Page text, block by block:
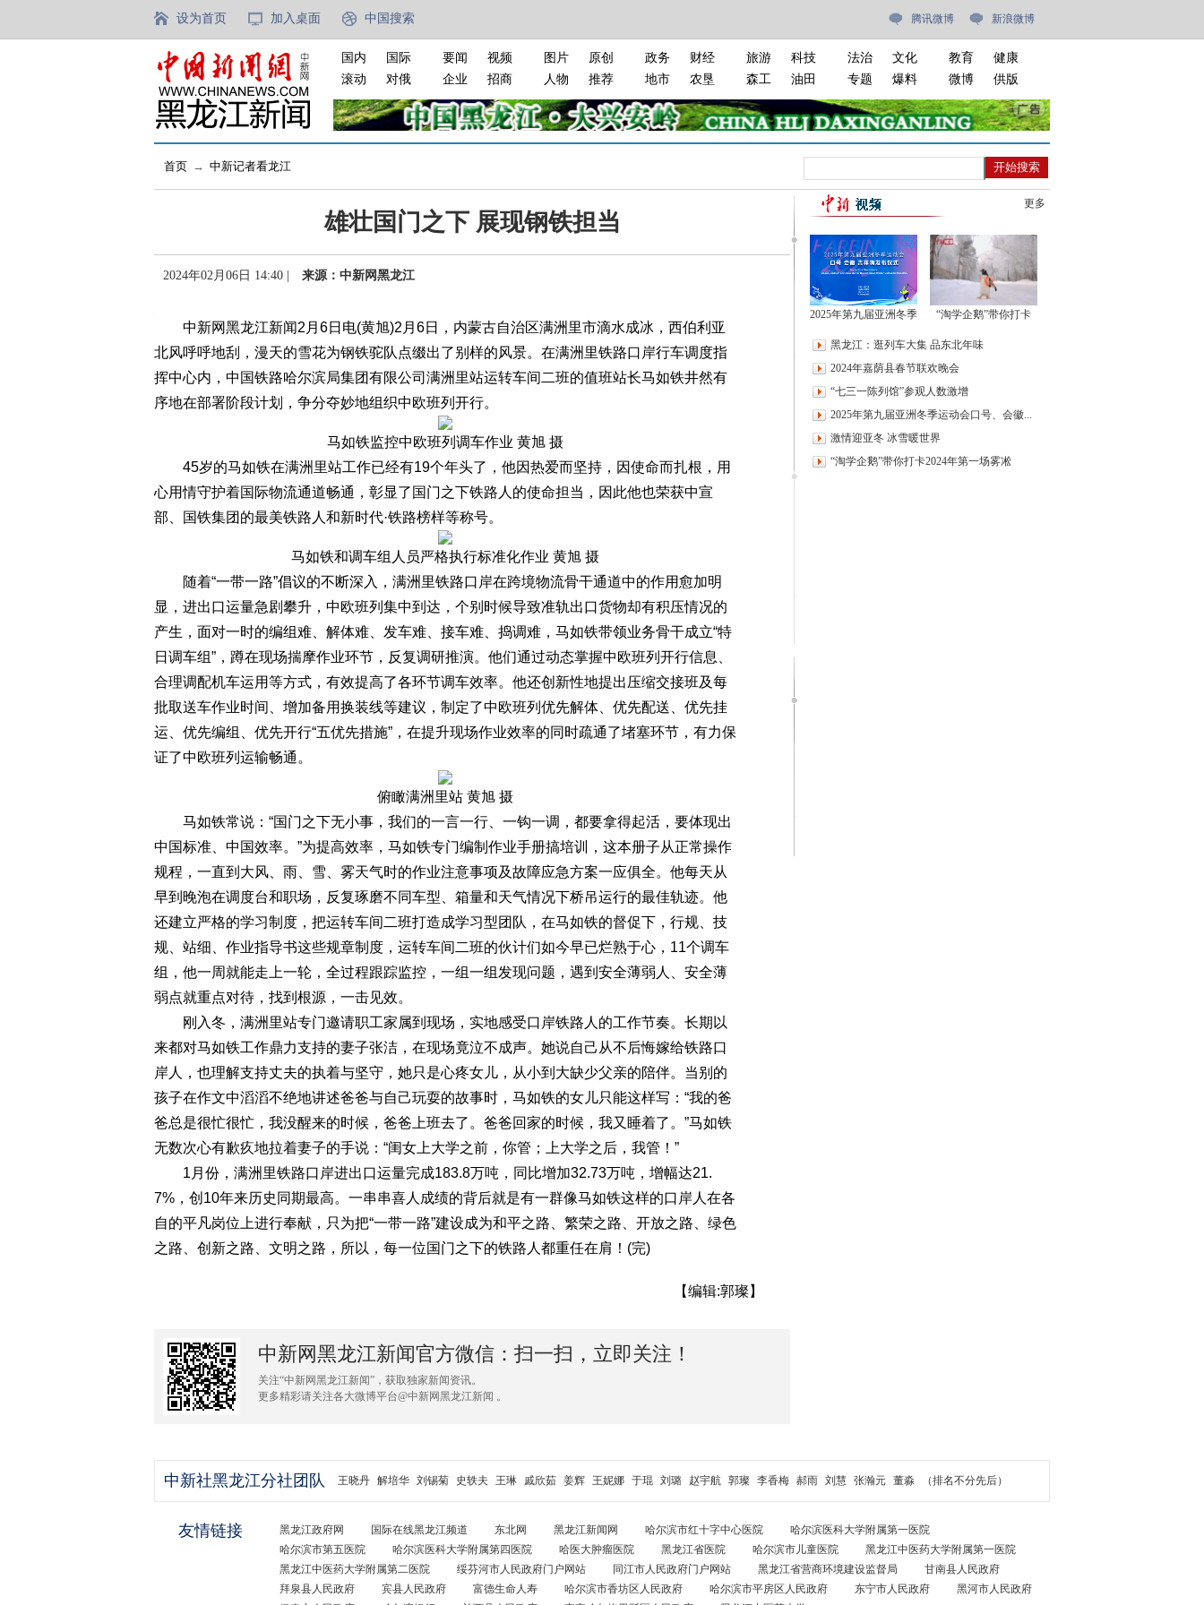
设为首页 加入桌面 中国搜索 腾讯微博 新浪微博
国内
国际
滚动
对俄
要闻
视频
企业
招商
图片
原创
人物
推荐
政务
财经
地市
农垦
旅游
科技
森工
油田
法治
文化
专题
爆料
教育
健康
微博
供版
首页 → 中新记者看龙江
雄壮国门之下 展现钢铁担当
2024年02月06日 14:40 | 来源：中新网黑龙江
中新网黑龙江新闻2月6日电(黄旭)2月6日，内蒙古自治区满洲里市滴水成冰，西伯利亚
北风呼呼地刮，漫天的雪花为钢铁驼队点缀出了别样的风景。在满洲里铁路口岸行车调度指
挥中心内，中国铁路哈尔滨局集团有限公司满洲里站运转车间二班的值班站长马如铁井然有
序地在部署阶段计划，争分夺妙地组织中欧班列开行。
马如铁监控中欧班列调车作业 黄旭 摄
45岁的马如铁在满洲里站工作已经有19个年头了，他因热爱而坚持，因使命而扎根，用
心用情守护着国际物流通道畅通，彰显了国门之下铁路人的使命担当，因此他也荣获中宣
部、国铁集团的最美铁路人和新时代·铁路榜样等称号。
马如铁和调车组人员严格执行标准化作业 黄旭 摄
随着“一带一路”倡议的不断深入，满洲里铁路口岸在跨境物流骨干通道中的作用愈加明
显，进出口运量急剧攀升，中欧班列集中到达，个别时候导致准轨出口货物却有积压情况的
产生，面对一时的编组难、解体难、发车难、接车难、捣调难，马如铁带领业务骨干成立“特
日调车组”，蹲在现场揣摩作业环节，反复调研推演。他们通过动态掌握中欧班列开行信息、
合理调配机车运用等方式，有效提高了各环节调车效率。他还创新性地提出压缩交接班及每
批取送车作业时间、增加备用换装线等建议，制定了中欧班列优先解体、优先配送、优先挂
运、优先编组、优先开行“五优先措施”，在提升现场作业效率的同时疏通了堵塞环节，有力保
证了中欧班列运输畅通。
俯瞰满洲里站 黄旭 摄
马如铁常说：“国门之下无小事，我们的一言一行、一钩一调，都要拿得起活，要体现出
中国标准、中国效率。”为提高效率，马如铁专门编制作业手册搞培训，这本册子从正常操作
规程，一直到大风、雨、雪、雾天气时的作业注意事项及故障应急方案一应俱全。他每天从
早到晚泡在调度台和职场，反复琢磨不同车型、箱量和天气情况下桥吊运行的最佳轨迹。他
还建立严格的学习制度，把运转车间二班打造成学习型团队，在马如铁的督促下，行规、技
规、站细、作业指导书这些规章制度，运转车间二班的伙计们如今早已烂熟于心，11个调车
组，他一周就能走上一轮，全过程跟踪监控，一组一组发现问题，遇到安全薄弱人、安全薄
弱点就重点对待，找到根源，一击见效。
刚入冬，满洲里站专门邀请职工家属到现场，实地感受口岸铁路人的工作节奏。长期以
来都对马如铁工作鼎力支持的妻子张洁，在现场竟泣不成声。她说自己从不后悔嫁给铁路口
岸人，也理解支持丈夫的执着与坚守，她只是心疼女儿，从小到大缺少父亲的陪伴。当别的
孩子在作文中滔滔不绝地讲述爸爸与自己玩耍的故事时，马如铁的女儿只能这样写：“我的爸
爸总是很忙很忙，我没醒来的时候，爸爸上班去了。爸爸回家的时候，我又睡着了。”马如铁
无数次心有歉疚地拉着妻子的手说：“闺女上大学之前，你管；上大学之后，我管！”
1月份，满洲里铁路口岸进出口运量完成183.8万吨，同比增加32.73万吨，增幅达21.
7%，创10年来历史同期最高。一串串喜人成绩的背后就是有一群像马如铁这样的口岸人在各
自的平凡岗位上进行奉献，只为把“一带一路”建设成为和平之路、繁荣之路、开放之路、绿色
之路、创新之路、文明之路，所以，每一位国门之下的铁路人都重任在肩！(完)
【编辑:郭璨】
中新网黑龙江新闻官方微信：扫一扫，立即关注！
关注“中新网黑龙江新闻”，获取独家新闻资讯。
更多精彩请关注各大微博平台@中新网黑龙江新闻 。
更多
2025年第九届亚洲冬季
祥物发布仪式
“淘学企鹅”带你打卡
黑龙江：逛列车大集 品东北年味
2024年嘉荫县春节联欢晚会
“七三一陈列馆”参观人数激增
2025年第九届亚洲冬季运动会口号、会徽...
激情迎亚冬 冰雪暖世界
“淘学企鹅”带你打卡2024年第一场雾凇
中新社黑龙江分社团队 王晓丹 解培华 刘锡菊 史轶夫 王琳 戚欣茹 姜辉 王妮娜 于琨 刘璐 赵宇航 郭璨 李香梅 郝雨 刘慧 张瀚元 董淼 （排名不分先后）
友情链接 黑龙江政府网 国际在线黑龙江频道 东北网 黑龙江新闻网 哈尔滨市红十字中心医院
哈尔滨医科大学附属第一医院
哈尔滨市第五医院
哈尔滨医科大学附属第四医院 哈医大肿瘤医院 黑龙江省医院 哈尔滨市儿童医院
黑龙江中医药大学附属第一医院
黑龙江中医药大学附属第二医院
绥芬河市人民政府门户网站 同江市人民政府门户网站 黑龙江省营商环境建设监督局
甘南县人民政府
拜泉县人民政府
宾县人民政府 富德生命人寿 哈尔滨市香坊区人民政府 哈尔滨市平房区人民政府 东宁市人民政府
黑河市人民政府